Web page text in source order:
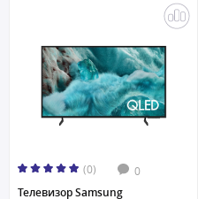
(0) 0
Телевизор Samsung